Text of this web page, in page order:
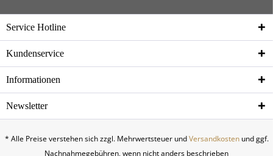
Service Hotline
Kundenservice
Informationen
Newsletter
* Alle Preise verstehen sich zzgl. Mehrwertsteuer undVersandkostenund ggf.
Nachnahmegebühren, wenn nicht anders beschrieben